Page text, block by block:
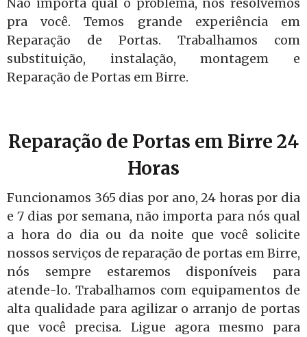
pra você. Temos grande experiência em
Reparação de Portas. Trabalhamos com
substituição, instalação, montagem e
Reparação de Portas em Birre.
Reparação de Portas em Birre 24
Horas
Funcionamos 365 dias por ano, 24 horas por dia
e 7 dias por semana, não importa para nós qual
a hora do dia ou da noite que você solicite
nossos serviços de reparação de portas em Birre,
nós sempre estaremos disponíveis para
atende-lo. Trabalhamos com equipamentos de
alta qualidade para agilizar o arranjo de portas
que você precisa. Ligue agora mesmo para